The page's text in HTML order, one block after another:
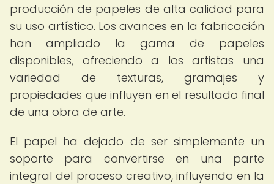
producción de papeles de alta calidad para
su uso artístico. Los avances en la fabricación
han ampliado la gama de papeles
disponibles, ofreciendo a los artistas una
variedad de texturas, gramajes y
propiedades que influyen en el resultado final
de una obra de arte.
El papel ha dejado de ser simplemente un
soporte para convertirse en una parte
integral del proceso creativo, influyendo en la